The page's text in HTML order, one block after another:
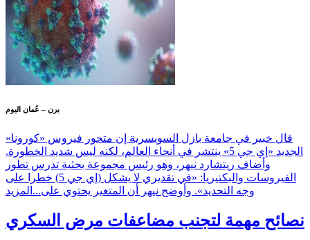
برن – عُمان اليوم
قال خبير في جامعة بازل السويسرية إن متحور فيروس «كورونا»
الجديد «إي جي 5» ينتشر في أنحاء العالم، لكنه ليس شديد الخطورة.
وأضاف ريتشارد نيهر، وهو رئيس مجموعة بحثية تدرس تطور
الفيروسات والبكتيريا: «في تقديري لا يشكل (إي جي 5) خطرا على
وجه التحديد». وأوضح نيهر أن المتغير يحتوي على... المزيد
نصائح مهمة لتجنب مضاعفات مرض السكري